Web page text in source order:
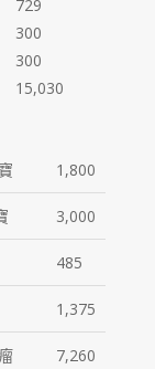
729
300
300
15,030
1,800
3,000
485
1,375
7,260